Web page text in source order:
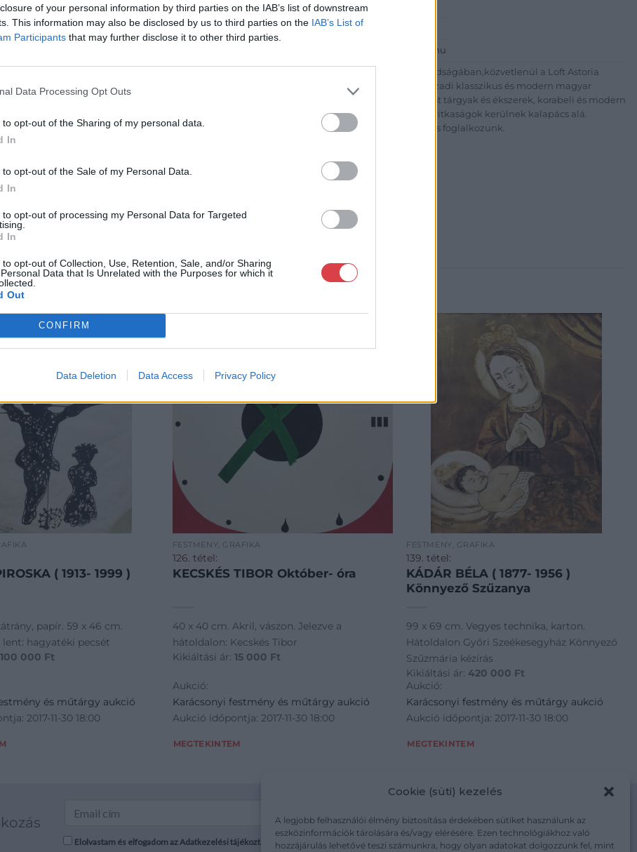
of your personal information by third parties on the IAB’s list of downstream
This information may also be disclosed by us to third parties on the IAB’s List of
Participants that may further disclose it to other third parties.
Data Processing Opt Outs
to opt-out of the Sharing of my personal data.
In
to opt-out of the Sale of my Personal Data.
In
to opt-out of processing my Personal Data for Targeted
In
to opt-out of Collection, Use, Retention, Sale, and/or Sharing
Data that Is Unrelated with the Purposes for which it
Out
CONFIRM
Data Deletion Data Access Privacy Policy
Cookie (süti) kezelés
A legjobb felhasználói élmény biztosítása érdekében sütiket használunk az
eszközinformációk tárolására és/vagy elérésére. Ezen technológiákhoz való
hozzájárulás lehetővé teszi számunkra, hogy olyan adatokat dolgozzunk fel, mint
7635
Telefon: 0612699611
http://www.parisigaleria.hu
Bemutatkozás: Galériánk Budapest belvárosában,a Hotel Astoria szomszédságában,közvetlenül a Loft Astoria
mellett található. Érdeklődési körünk: Antik Zsolnay porcelán, XIX.-XX. századi klasszikus és modern magyar
festészet,modern szobrok-kisplasztikák és műtárgyak,valamint, antik ezüst tárgyak és ékszerek, korabeli és modern
bútorok ,üveg ritkaságok. Árveréseinken modern és klasszkus műtárgyak,ritkaságok kerülnek kalapács alá.
Hagyatékok,gyűjtemények felértékelésével ,kezelésével és árverezésével is foglalkozunk.
( 1913- 1999 )
papír. 59 x 46 cm.
lent: hagyatéki pecsét
100 000 Ft
és műtárgy aukció
2017-11-30 18:00
FESTMÉNY, GRAFIKA
126. tétel:
KECSKÉS TIBOR Október- óra
40 x 40 cm. Akril, vászon. Jelezve a
hátoldalon: Kecskés Tibor
Kikiáltási ár: 15 000 Ft
Aukció:
Karácsonyi festmény és műtárgy aukció
Aukció időpontja: 2017-11-30 18:00
MEGTEKINTEM
FESTMÉNY, GRAFIKA
139. tétel:
KÁDÁR BÉLA ( 1877- 1956 )
Könnyező Szűzanya
99 x 69 cm. Vegyes technika, karton.
Hátoldalon Győri Szeékesegyház Könnyező
Szűzmária kézírás
Kikiáltási ár: 420 000 Ft
Aukció:
Karácsonyi festmény és műtárgy aukció
Aukció időpontja: 2017-11-30 18:00
MEGTEKINTEM
Elolvastam és elfogadom az Adatkezelési tájékoztatót: mutargy.com/adatkezelesi-tajekoztato/